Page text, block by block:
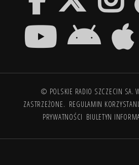
© POLSKIE RADIO SZCZECIN SA.
ZASTRZEŻONE. REGULAMIN
PRYWATNOŚCI BIULETYN